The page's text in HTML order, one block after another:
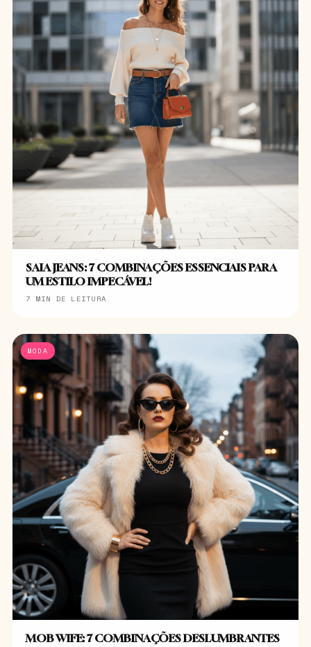
SAIA JEANS: 7 COMBINAÇÕES ESSENCIAIS PARA
UM ESTILO IMPECÁVEL!
7 MIN DE LEITURA
MODA
MOB WIFE: 7 COMBINAÇÕES DESLUMBRANTES